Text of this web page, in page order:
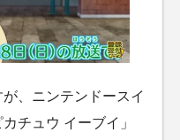
、ニンテンドースイ
チュウ イーブイ」